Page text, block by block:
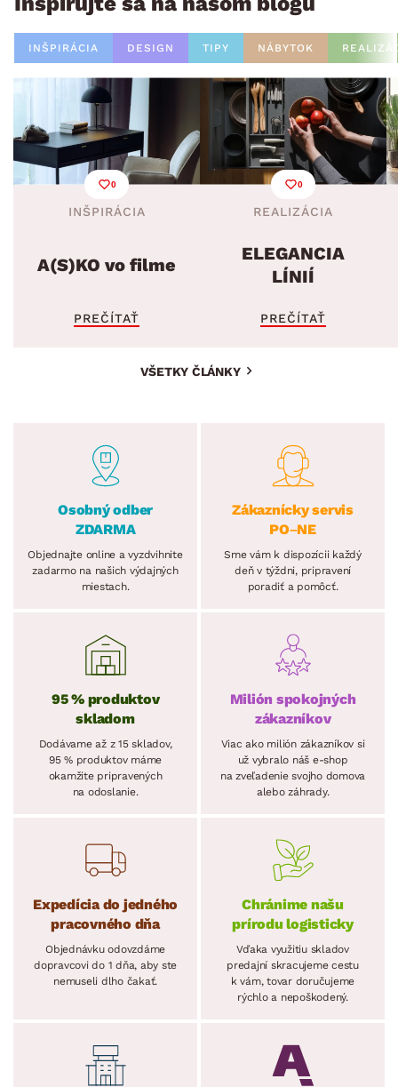
INŠPIRÁCIA DESIGN TIPY NÁBYTOK
0
INŠPIRÁCIA
A(S)KO vo filme
PREČÍTAŤ
0
REALIZÁCIA
ELEGANCIA
LÍNIÍ
PREČÍTAŤ
VŠETKY ČLÁNKY
Osobný odber
ZDARMA
Objednajte online a vyzdvihnite
zadarmo na našich výdajných
miestach.
Zákaznícky servis
PO–NE
Sme vám k dispozícii každý
deň v týždni, pripravení
poradiť a pomôcť.
95 % produktov
skladom
Dodávame až z 15 skladov,
95 % produktov máme
okamžite pripravených
na odoslanie.
Milión spokojných
zákazníkov
Viac ako milión zákazníkov si
už vybralo náš e-shop
na zveľadenie svojho domova
alebo záhrady.
Expedícia do jedného
pracovného dňa
Objednávku odovzdáme
dopravcovi do 1 dňa, aby ste
nemuseli dlho čakať.
Chránime našu
prírodu logisticky
Vďaka využitiu skladov
predajní skracujeme cestu
k vám, tovar doručujeme
rýchlo a nepoškodený.